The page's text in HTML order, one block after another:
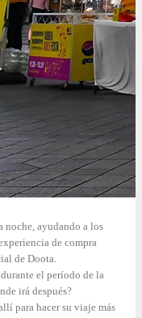
noche, ayudando a los
de compra
de Doota.
el período de la
irá después?
para hacer su viaje más